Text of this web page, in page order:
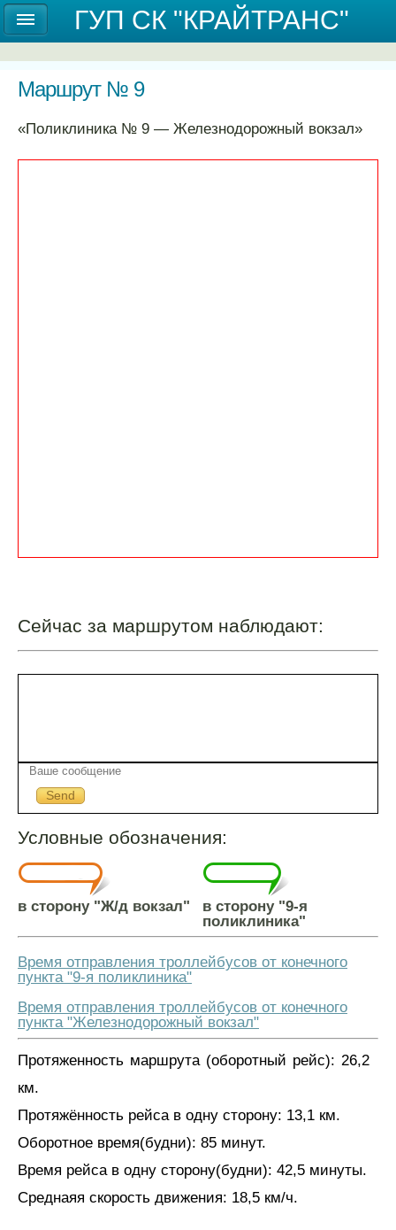
Государственное унитарное предприятие
Ставропольского края "КРАЙТРАНС"
Маршрут № 9
«Поликлиника № 9 ― Железнодорожный вокзал»
Сейчас за маршрутом наблюдают:
Send
Условные обозначения:
в сторону "Ж/д вокзал"
в сторону "9-я
поликлиника"
Время отправления троллейбусов от конечного
пункта "9-я поликлиника"
Время отправления троллейбусов от конечного
пункта "Железнодорожный вокзал"
Протяженность маршрута (оборотный рейс): 26,2
км.
Протяжённость рейса в одну сторону: 13,1 км.
Оборотное время(будни): 85 минут.
Время рейса в одну сторону(будни): 42,5 минуты.
Среднаяя скорость движения: 18,5 км/ч.
ГУП СК "КРАЙТРАНС"